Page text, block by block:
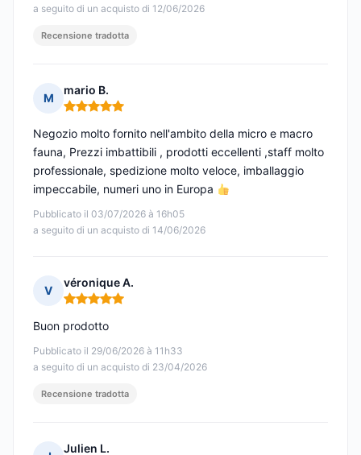
a seguito di un acquisto di 12/06/2026
Recensione tradotta
M
mario B.
Nota: 5 su 5
Pubblicato il 03/07/2026 à 16h05
a seguito di un acquisto di 14/06/2026
Negozio molto fornito nell'ambito della micro e macro
fauna, Prezzi imbattibili , prodotti eccellenti ,staff molto
professionale, spedizione molto veloce, imballaggio
impeccabile, numeri uno in Europa
V
véronique A.
Nota: 5 su 5
Pubblicato il 29/06/2026 à 11h33
a seguito di un acquisto di 23/04/2026
Buon prodotto
Recensione tradotta
Julien L.